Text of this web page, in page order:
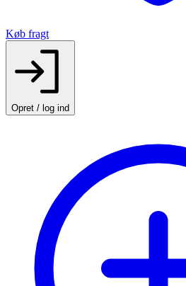
Køb fragt
Opret / log ind